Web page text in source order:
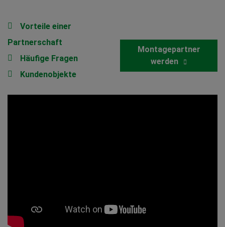
Vorteile einer
Partnerschaft
Häufige Fragen
Kundenobjekte
Montagepartner
werden